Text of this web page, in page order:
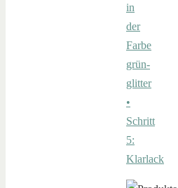
in
der
Farbe
grün-
glitter
•
Schritt
5:
Klarlack